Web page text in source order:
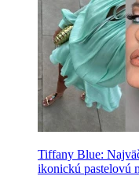
Tiffany Blue:
ikonickú pastelovú